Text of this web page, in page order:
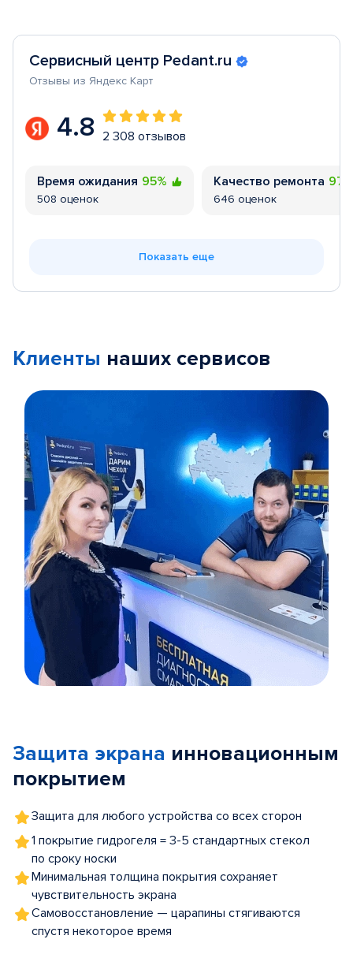
Сервисный центр Pedant.ru
Отзывы из Яндекс Карт
4.8 2 308 отзывов
Время ожидания 95%
508 оценок
Качество ремонта
646 оценок
Показать еще
Клиенты наших сервисов
5
Защита экрана инновационным
покрытием
Защита для любого устройства со всех сторон
1 покрытие гидрогеля = 3-5 стандартных стекол
по сроку носки
Минимальная толщина покрытия сохраняет
чувствительность экрана
Самовосстановление — царапины стягиваются
спустя некоторое время